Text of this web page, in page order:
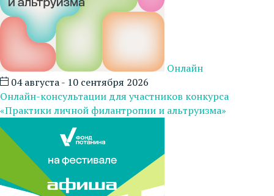
Онлайн
04 августа - 10 сентября 2026
Онлайн-консультации для участников конкурса
«Практики личной филантропии и альтруизма»